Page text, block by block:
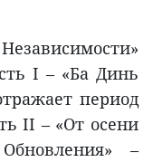
I – «Ба Динь
период
II – «От осени
–